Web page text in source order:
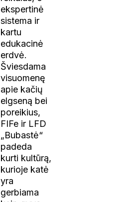
ekspertinė
sistema ir
kartu
edukacinė
erdvė.
Šviesdama
visuomenę
apie kačių
elgseną bei
poreikius,
FIFe ir LFD
„Bubastė“
padeda
kurti kultūrą,
kurioje katė
yra
gerbiama